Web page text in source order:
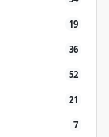
19
36
52
21
7